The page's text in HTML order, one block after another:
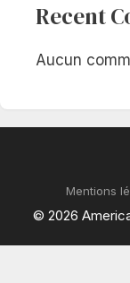
Recent
Aucun
Mentions
© 2026